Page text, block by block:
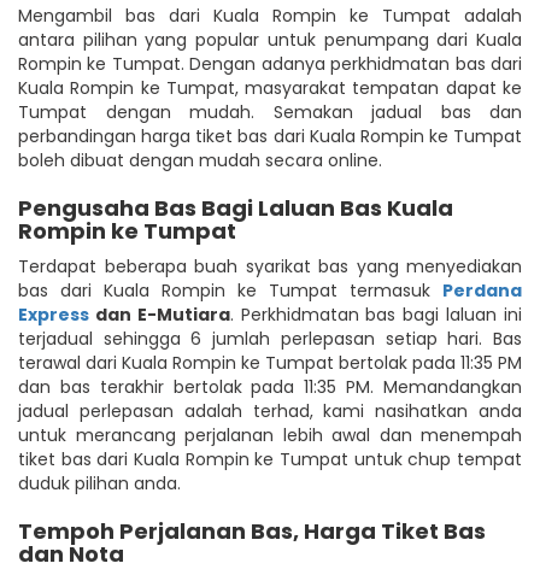
Mengambil bas dari Kuala Rompin ke Tumpat adalah
antara pilihan yang popular untuk penumpang dari Kuala
Rompin ke Tumpat. Dengan adanya perkhidmatan bas dari
Kuala Rompin ke Tumpat, masyarakat tempatan dapat ke
Tumpat dengan mudah. Semakan jadual bas dan
perbandingan harga tiket bas dari Kuala Rompin ke Tumpat
boleh dibuat dengan mudah secara online.
Pengusaha Bas Bagi Laluan Bas Kuala
Rompin ke Tumpat
Terdapat beberapa buah syarikat bas yang menyediakan
bas dari Kuala Rompin ke Tumpat termasuk Perdana
Express dan E-Mutiara. Perkhidmatan bas bagi laluan ini
terjadual sehingga 6 jumlah perlepasan setiap hari. Bas
terawal dari Kuala Rompin ke Tumpat bertolak pada 11:35 PM
dan bas terakhir bertolak pada 11:35 PM. Memandangkan
jadual perlepasan adalah terhad, kami nasihatkan anda
untuk merancang perjalanan lebih awal dan menempah
tiket bas dari Kuala Rompin ke Tumpat untuk chup tempat
duduk pilihan anda.
Tempoh Perjalanan Bas, Harga Tiket Bas
dan Nota